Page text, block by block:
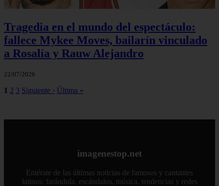
Tragedia en el mundo del espectáculo:
fallece Mykee Moves, bailarín vinculado
a Rosalía y Rauw Alejandro
22/07/2026
1 2 3 Siguiente › Última »
imagenestop.net
Entérate de las últimas noticias de famosos y cantantes
latinos: farándula, escándalos, música, tendencias y redes